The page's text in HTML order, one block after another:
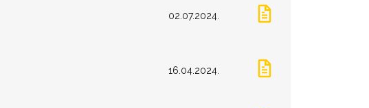
02.07.2024.
16.04.2024.